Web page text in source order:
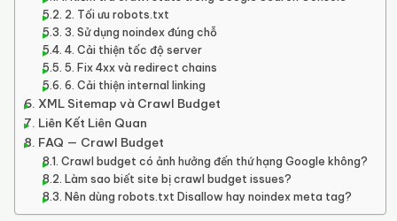
2. Tối ưu robots.txt
3. Sử dụng noindex đúng chỗ
4. Cải thiện tốc độ server
5. Fix 4xx và redirect chains
6. Cải thiện internal linking
XML Sitemap và Crawl Budget
Liên Kết Liên Quan
FAQ — Crawl Budget
Crawl budget có ảnh hưởng đến thứ hạng Google không?
Làm sao biết site bị crawl budget issues?
Nên dùng robots.txt Disallow hay noindex meta tag?